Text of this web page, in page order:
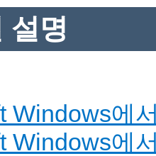
설명
Windows에
Windows에